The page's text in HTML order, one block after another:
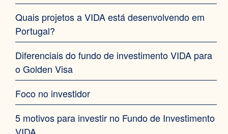
Quais projetos a VIDA está desenvolvendo em
Portugal?‍
Diferenciais do fundo de investimento VIDA para
o Golden Visa‍
Foco no investidor‍
5 motivos para investir no Fundo de Investimento